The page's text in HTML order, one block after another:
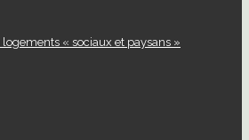
« sociaux et paysans »